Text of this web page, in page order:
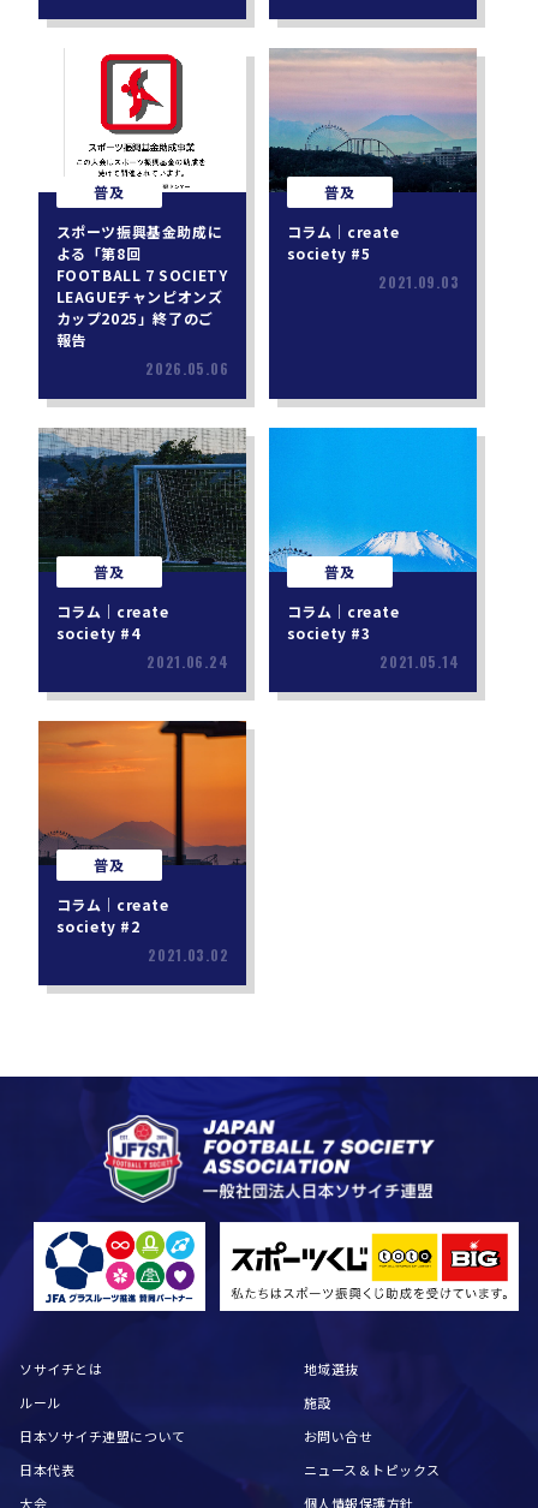
普及
スポーツ振興基金助成に
よる「第8回
FOOTBALL 7 SOCIETY
LEAGUEチャンピオンズ
カップ2025」終了のご
報告
2026.05.06
普及
コラム｜create
society #5
2021.09.03
普及
コラム｜create
society #4
2021.06.24
普及
コラム｜create
society #3
2021.05.14
普及
コラム｜create
society #2
2021.03.02
ソサイチとは
ルール
日本ソサイチ連盟について
日本代表
大会
地域選抜
施設
お問い合せ
ニュース＆トピックス
個人情報保護方針